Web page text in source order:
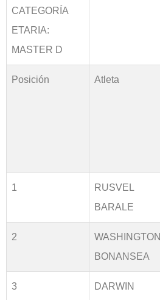
CATEGORÍA
ETARIA:
MASTER D
Posición Atleta
1
RUSVEL
BARALE
2
WASHINGTON
BONANSEA
3
DARWIN